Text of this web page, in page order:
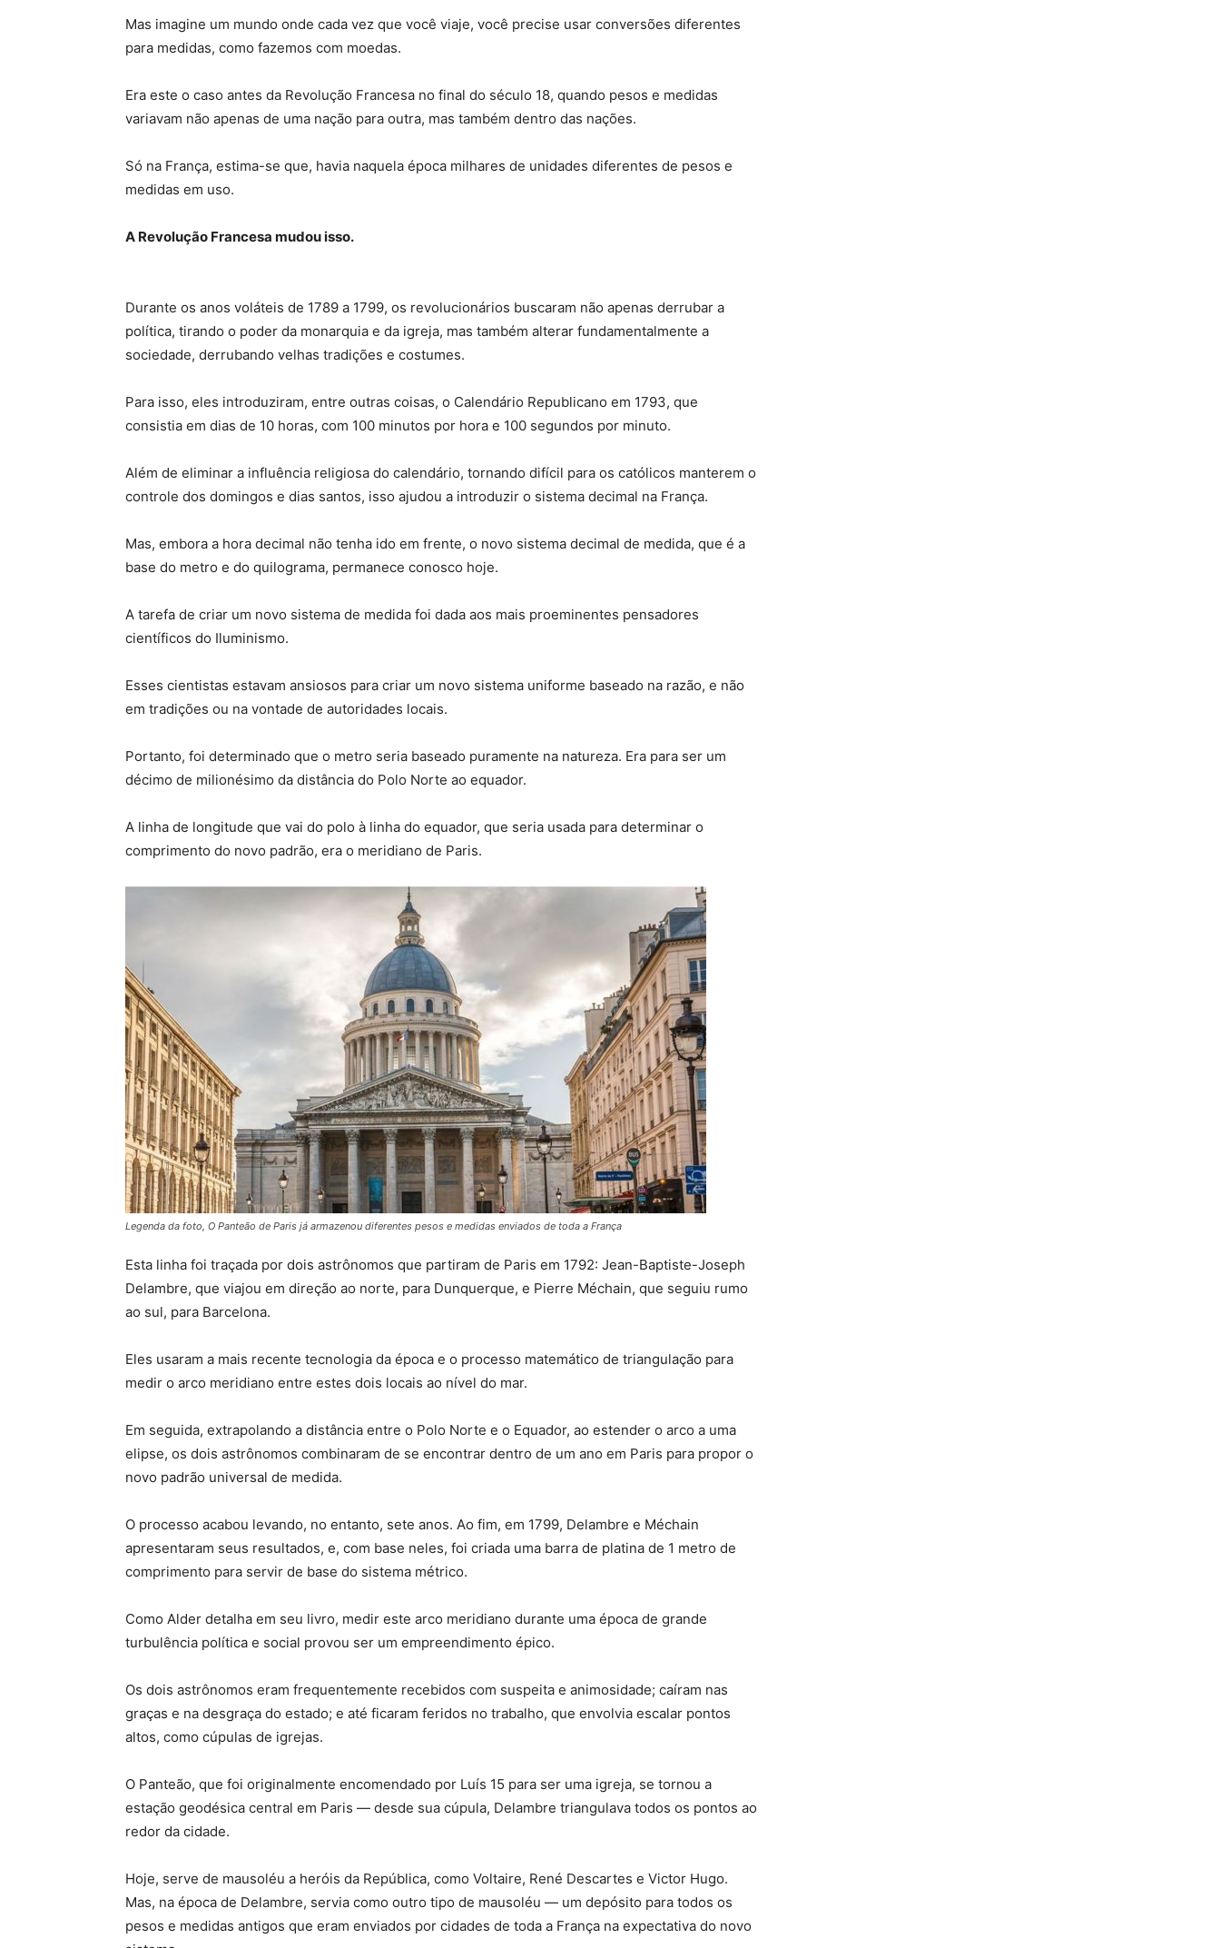
Mas imagine um mundo onde cada vez que você viaje, você precise usar conversões diferentes
para medidas, como fazemos com moedas.
Era este o caso antes da Revolução Francesa no final do século 18, quando pesos e medidas
variavam não apenas de uma nação para outra, mas também dentro das nações.
Só na França, estima-se que, havia naquela época milhares de unidades diferentes de pesos e
medidas em uso.
A Revolução Francesa mudou isso.
Durante os anos voláteis de 1789 a 1799, os revolucionários buscaram não apenas derrubar a
política, tirando o poder da monarquia e da igreja, mas também alterar fundamentalmente a
sociedade, derrubando velhas tradições e costumes.
Para isso, eles introduziram, entre outras coisas, o Calendário Republicano em 1793, que
consistia em dias de 10 horas, com 100 minutos por hora e 100 segundos por minuto.
Além de eliminar a influência religiosa do calendário, tornando difícil para os católicos manterem o
controle dos domingos e dias santos, isso ajudou a introduzir o sistema decimal na França.
Mas, embora a hora decimal não tenha ido em frente, o novo sistema decimal de medida, que é a
base do metro e do quilograma, permanece conosco hoje.
A tarefa de criar um novo sistema de medida foi dada aos mais proeminentes pensadores
científicos do Iluminismo.
Esses cientistas estavam ansiosos para criar um novo sistema uniforme baseado na razão, e não
em tradições ou na vontade de autoridades locais.
Portanto, foi determinado que o metro seria baseado puramente na natureza. Era para ser um
décimo de milionésimo da distância do Polo Norte ao equador.
A linha de longitude que vai do polo à linha do equador, que seria usada para determinar o
comprimento do novo padrão, era o meridiano de Paris.
Legenda da foto, O Panteão de Paris já armazenou diferentes pesos e medidas enviados de toda a França
Esta linha foi traçada por dois astrônomos que partiram de Paris em 1792: Jean-Baptiste-Joseph
Delambre, que viajou em direção ao norte, para Dunquerque, e Pierre Méchain, que seguiu rumo
ao sul, para Barcelona.
Eles usaram a mais recente tecnologia da época e o processo matemático de triangulação para
medir o arco meridiano entre estes dois locais ao nível do mar.
Em seguida, extrapolando a distância entre o Polo Norte e o Equador, ao estender o arco a uma
elipse, os dois astrônomos combinaram de se encontrar dentro de um ano em Paris para propor o
novo padrão universal de medida.
O processo acabou levando, no entanto, sete anos. Ao fim, em 1799, Delambre e Méchain
apresentaram seus resultados, e, com base neles, foi criada uma barra de platina de 1 metro de
comprimento para servir de base do sistema métrico.
Como Alder detalha em seu livro, medir este arco meridiano durante uma época de grande
turbulência política e social provou ser um empreendimento épico.
Os dois astrônomos eram frequentemente recebidos com suspeita e animosidade; caíram nas
graças e na desgraça do estado; e até ficaram feridos no trabalho, que envolvia escalar pontos
altos, como cúpulas de igrejas.
O Panteão, que foi originalmente encomendado por Luís 15 para ser uma igreja, se tornou a
estação geodésica central em Paris — desde sua cúpula, Delambre triangulava todos os pontos ao
redor da cidade.
Hoje, serve de mausoléu a heróis da República, como Voltaire, René Descartes e Victor Hugo.
Mas, na época de Delambre, servia como outro tipo de mausoléu — um depósito para todos os
pesos e medidas antigos que eram enviados por cidades de toda a França na expectativa do novo